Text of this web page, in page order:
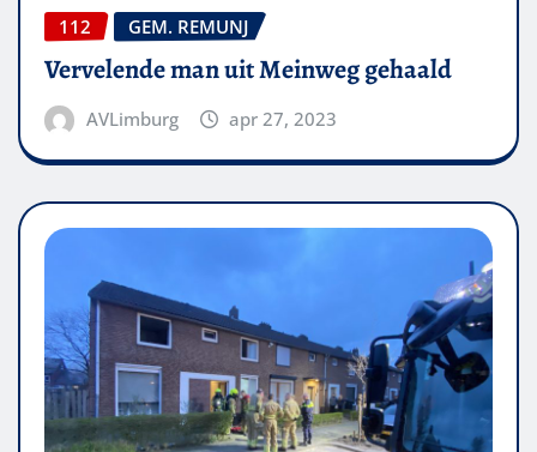
112 GEM. REMUNJ
Vervelende man uit Meinweg gehaald
AVLimburg apr 27, 2023